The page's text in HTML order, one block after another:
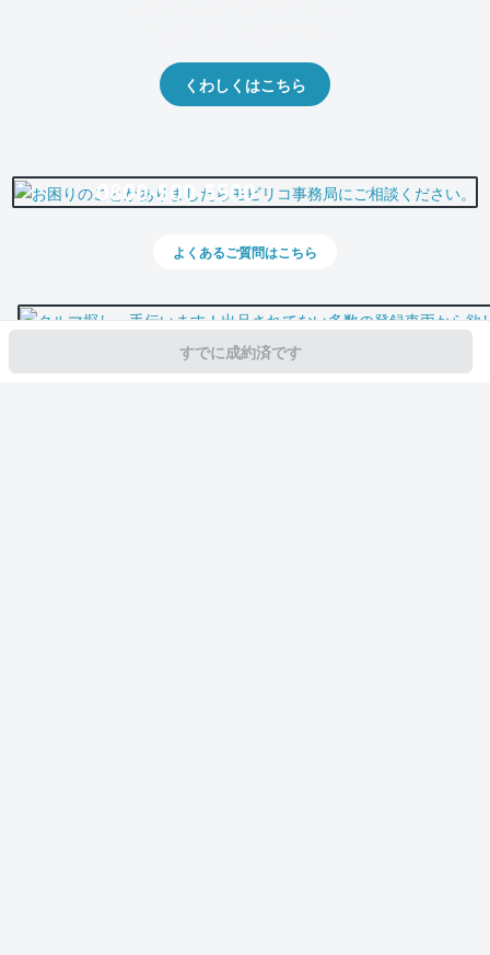
すでに成約済です
くわしくはこちら
0800-500-5500
よくあるご質問はこちら